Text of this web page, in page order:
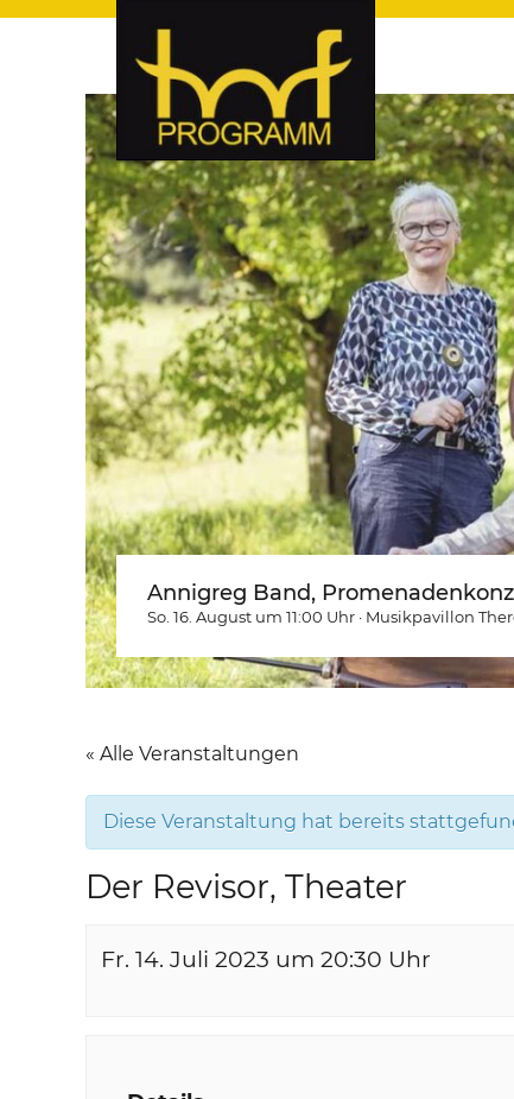
hof-programm – das
hof-programm – das Veranstaltungsportal für Hof
Annigreg Band,
So. 16. August um 11:00 Uhr · Musikpavillon
« Alle Veranstaltungen
Diese Veranstaltung hat bereits
Der Revisor, Theater
Fr. 14. Juli 2023 um 20:30 Uhr